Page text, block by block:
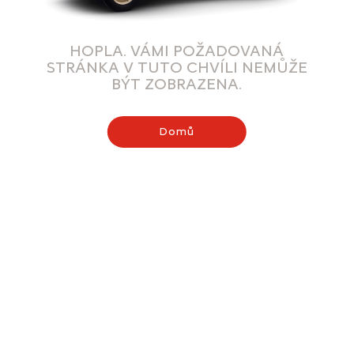
HOPLA. VÁMI POŽADOVANÁ
STRÁNKA V TUTO CHVÍLI NEMŮŽE
BÝT ZOBRAZENA.
Domů